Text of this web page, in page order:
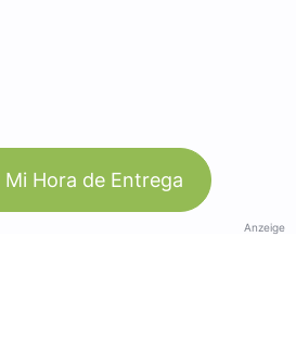
Hora de Entrega
Anzeige